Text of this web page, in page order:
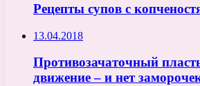
Рецепты супов с
13.04.2018
Противозачаточный
движение – и нет